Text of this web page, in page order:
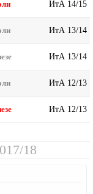
ИтА 14/15
ИтА 13/14
ИтА 13/14
ИтА 12/13
ИтА 12/13
18